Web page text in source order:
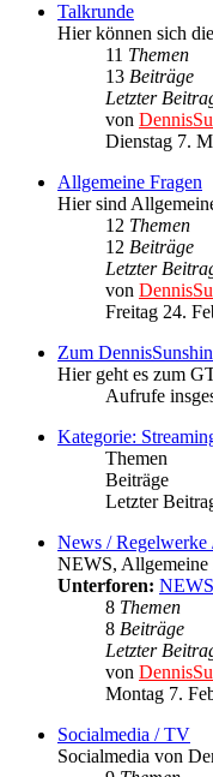
Talkrunde
Hier können sich
11 Themen
13 Beiträge
Letzter
von
Dienstag 7.
Allgemeine Fragen
Hier sind
12 Themen
12 Beiträge
Letzter
von
Freitag 24.
Zum
Hier geht es zum
Aufrufe
Kategorie:
Themen
Beiträge
Letzter
News / Regelwerke
NEWS, Allgemeine
Unterforen: NEWS
8 Themen
8 Beiträge
Letzter
von
Montag 7.
Socialmedia / TV
Socialmedia von